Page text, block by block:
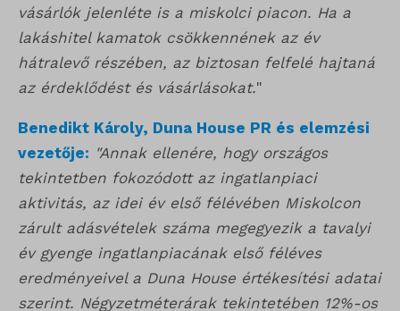
vásárlók jelenléte is a miskolci piacon. Ha a
lakáshitel kamatok csökkennének az év
hátralevő részében, az biztosan felfelé hajtaná
az érdeklődést és vásárlásokat."
Benedikt Károly, Duna House PR és elemzési
vezetője: "Annak ellenére, hogy országos
tekintetben fokozódott az ingatlanpiaci
aktivitás, az idei év első félévében Miskolcon
zárult adásvételek száma megegyezik a tavalyi
év gyenge ingatlanpiacának első féléves
eredményeivel a Duna House értékesítési adatai
szerint. Négyzetméterárak tekintetében 12%-os
mhcookie
mp_*_mixpanel
strack_tracking_code
_dd_s
_qimei_fingerprint
amp_*
cato_fw_inet
cookieyes-consent
domain